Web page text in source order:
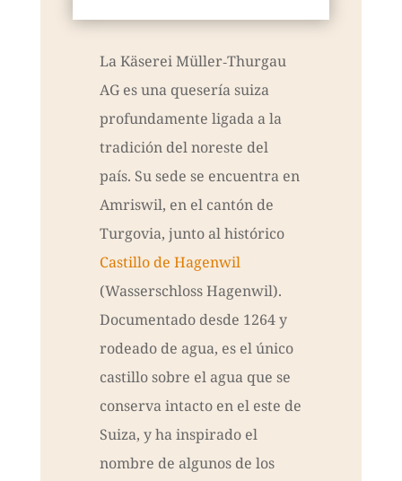
La Käserei Müller‑Thurgau
AG es una quesería suiza
profundamente ligada a la
tradición del noreste del
país. Su sede se encuentra en
Amriswil, en el cantón de
Turgovia, junto al histórico
Castillo de Hagenwil
(Wasserschloss Hagenwil).
Documentado desde 1264 y
rodeado de agua, es el único
castillo sobre el agua que se
conserva intacto en el este de
Suiza, y ha inspirado el
nombre de algunos de los